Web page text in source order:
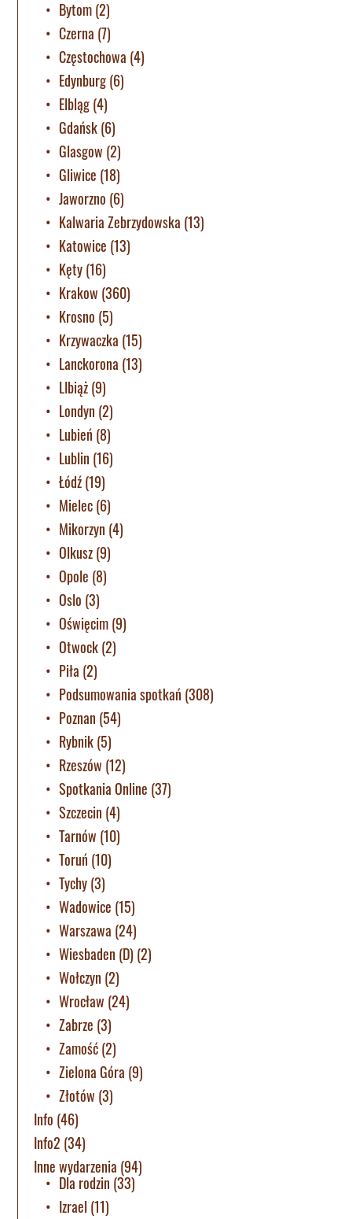
Bytom(2)
Czerna (7)
Częstochowa (4)
Edynburg(6)
Elbląg(4)
Gdańsk(6)
Glasgow (2)
Gliwice (18)
Jaworzno (6)
Kalwaria Zebrzydowska (13)
Katowice (13)
Kęty(16)
Krakow (360)
Krosno (5)
Krzywaczka (15)
Lanckorona (13)
LIbiąż(9)
Londyn (2)
Lubień (8)
Lublin (16)
Łódź(19)
Mielec(6)
Mikorzyn (4)
Olkusz(9)
Opole (8)
Oslo (3)
Oświęcim(9)
Otwock(2)
Piła (2)
Podsumowania spotkań (308)
Poznan (54)
Rybnik(5)
Rzeszów (12)
Spotkania Online (37)
Szczecin (4)
Tarnów (10)
Toruń (10)
Tychy(3)
Wadowice (15)
Warszawa (24)
Wiesbaden (D) (2)
Wołczyn (2)
Wrocław (24)
Zabrze (3)
Zamość(2)
Zielona Góra (9)
Złotów (3)
Info (46)
Info2 (34)
Inne wydarzenia (94)
Dla rodzin (33)
Izrael (11)